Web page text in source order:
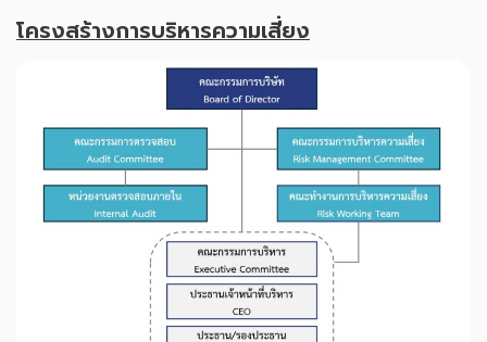
โครงสร้างการบริหารความเสี่ยง